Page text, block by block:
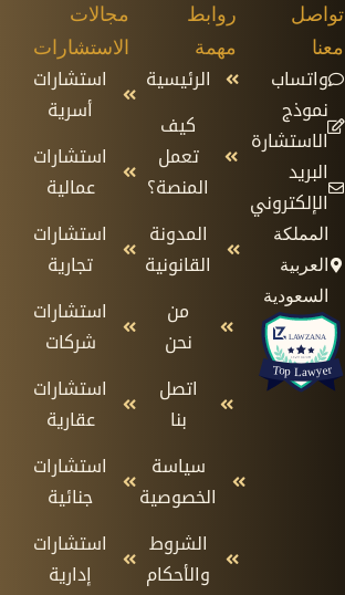
روابط
مهمة
الرئيسية
كيف
تعمل
المنصة؟
المدونة
القانونية
من
نحن
اتصل
بنا
سياسة
الخصوصية
الشروط
والأحكام
مجالات
الاستشارات
استشارات
أسرية
استشارات
عمالية
استشارات
تجارية
استشارات
شركات
استشارات
عقارية
استشارات
جنائية
استشارات
إدارية
تواصل
معنا
واتساب
نموذج
الاستشارة
البريد
الإلكتروني
المملكة
العربية
السعودية